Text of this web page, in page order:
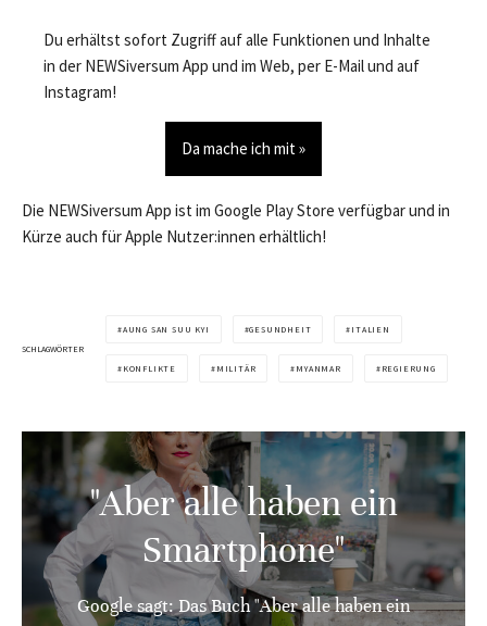
Du erhältst sofort Zugriff auf alle Funktionen und Inhalte
in der NEWSiversum App und im Web, per E-Mail und auf
Instagram!
Da mache ich mit »
Die NEWSiversum App ist im Google Play Store verfügbar und in
Kürze auch für Apple Nutzer:innen erhältlich!
SCHLAGWÖRTER
AUNG SAN SUU KYI GESUNDHEIT ITALIEN
KONFLIKTE MILITÄR MYANMAR REGIERUNG
"Aber alle haben ein
Smartphone"
Google sagt: Das Buch "Aber alle haben ein